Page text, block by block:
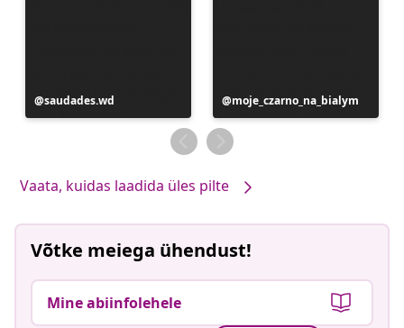
Postitus
avaldatud
saudades.wd
Postitus
avaldatud
moje_czarno_na_bialym
Vaata, kuidas laadida üles pilte
Võtke meiega ühendust!
Mine abiinfolehele